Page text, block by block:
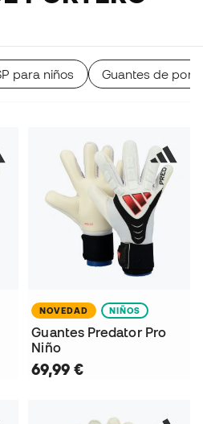
para niños Guantes de
NOVEDAD NIÑOS
Guantes Predator Pro
Niño
69,99 €